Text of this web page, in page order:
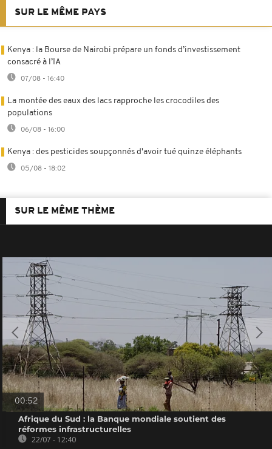
SUR LE MÊME PAYS
Kenya : la Bourse de Nairobi prépare un fonds d’investissement
consacré à l’IA
07/08 - 16:40
La montée des eaux des lacs rapproche les crocodiles des
populations
06/08 - 16:00
Kenya : des pesticides soupçonnés d'avoir tué quinze éléphants
05/08 - 18:02
SUR LE MÊME THÈME
00:52
Afrique du Sud : la Banque mondiale soutient des
réformes infrastructurelles
22/07 - 12:40